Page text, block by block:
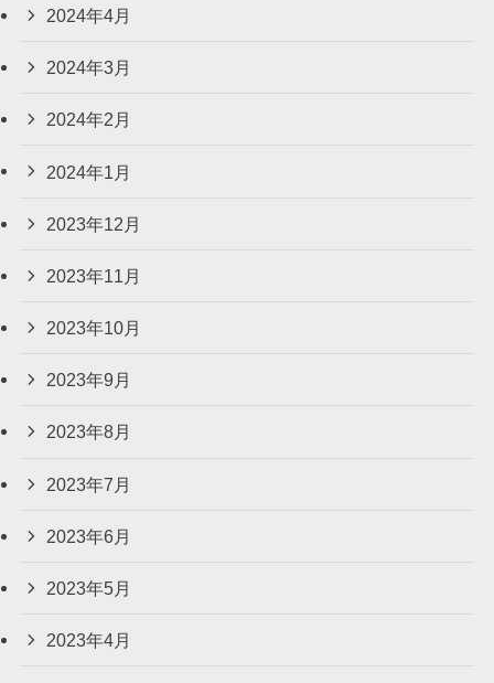
2024年4月
2024年3月
2024年2月
2024年1月
2023年12月
2023年11月
2023年10月
2023年9月
2023年8月
2023年7月
2023年6月
2023年5月
2023年4月